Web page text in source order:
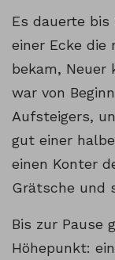
Es dauerte bis
einer Ecke die
bekam, Neuer
war von
Aufsteigers,
gut einer
einen Konter
Grätsche und
Bis zur Pause
Höhepunkt: